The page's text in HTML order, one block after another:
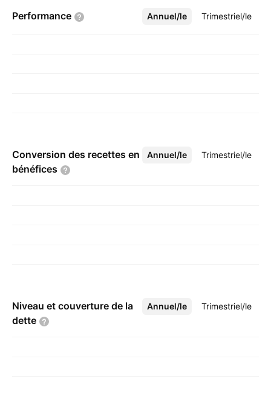
Performance Annuel/le Trimestriel/le
Plus
Conversion des recettes en
bénéfices
Annuel/le Trimestriel/le
Plus
Niveau et couverture de la
dette
Annuel/le Trimestriel/le
Plus